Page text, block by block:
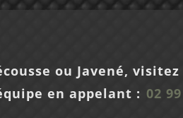
ou Javené, visitez
en appelant : 02